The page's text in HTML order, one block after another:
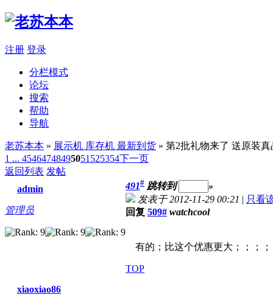
注册 登录
分栏模式
论坛
搜索
帮助
导航
老苏本本 » 展示机 库存机 最新到货 » 第2批礼物来了 送原装
1 ... 45464748495051 525354下一页
返回列表 发帖
admin
管理员
491# 跳转到
»
发表于 2012-11-29 00:21 | 只看
回复 509# watchcool
有的；比这个优惠更大；；；
TOP
xiaoxiao86